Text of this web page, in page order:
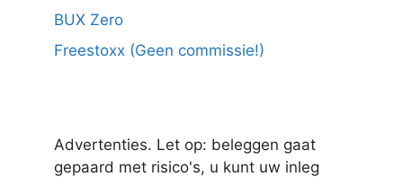
BUX Zero
Freestoxx (Geen commissie!)
Advertenties. Let op: beleggen gaat
gepaard met risico's, u kunt uw inleg